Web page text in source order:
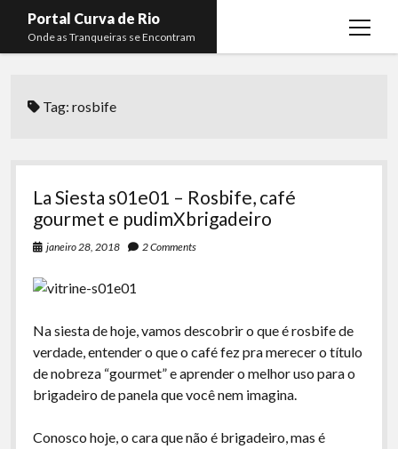
Portal Curva de Rio
Onde as Tranqueiras se Encontram
open
menu
Curva de Rio
Komos
La Siesta Podcast
Arquivo CDR
Papo Tranqueira
A Ripa É a Lei
Especiais
Membros
Lucas Oliveira
Kaique Xavier
Tag:rosbife
La Siesta s01e01 – Rosbife, café
gourmet e pudimXbrigadeiro
janeiro 28, 2018 2 Comments
Na siesta de hoje, vamos descobrir o que é rosbife de
verdade, entender o que o café fez pra merecer o título
de nobreza “gourmet” e aprender o melhor uso para o
brigadeiro de panela que você nem imagina.
Conosco hoje, o cara que não é brigadeiro, mas é